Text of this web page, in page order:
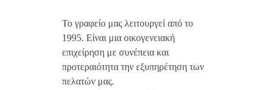
Το γραφείο μας λειτουργεί από το
1995. Είναι μια οικογενειακή
επιχείρηση με συνέπεια και
προτεραιότητα την εξυπηρέτηση των
πελατών μας.